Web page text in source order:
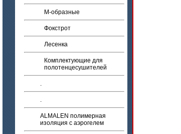
М-образные
Фокстрот
Лесенка
Комплектующие для
полотенцесушителей
.
.
ALMALEN полимерная
изоляция с аэрогелем